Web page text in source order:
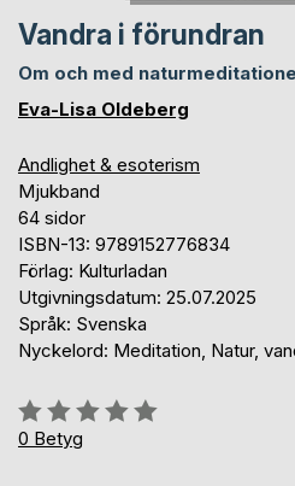
Vandra i förundran
Om och med
Eva-Lisa Oldeberg
Andlighet & esoterism
Mjukband
64 sidor
ISBN-13: 9789152776834
Förlag: Kulturladan
Utgivningsdatum: 25.07.2025
Språk: Svenska
Nyckelord: Meditation, Natur,
Betyg::
0%
0 Betyg